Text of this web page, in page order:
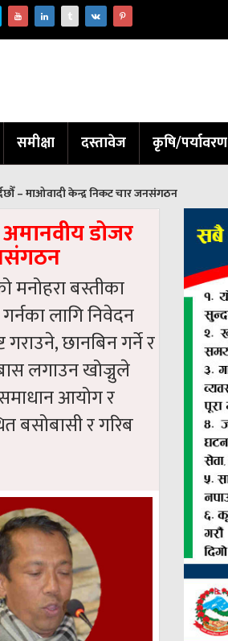
समीक्षा दस्तावेज कृषि/पर्यावरण
– माओवादी केन्द्र निकट चार जनसंगठन
डोजर
बस्तीका
लागि निवेदन
छानबिन गर्ने र
लगाउन खोज्नुले
आयोग र
बसोबासी र गरिब